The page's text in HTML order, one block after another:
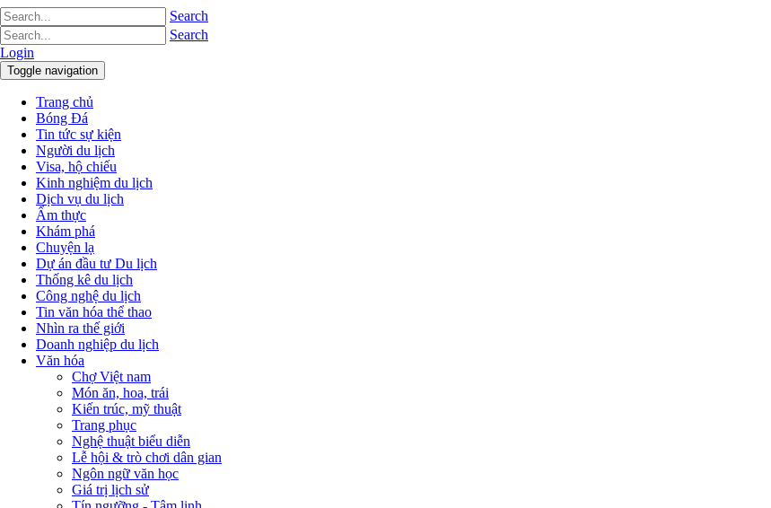
Search
Search
Login
Toggle navigation
Trang chủ
Bóng Đá
Tin tức sự kiện
Người du lịch
Visa, hộ chiếu
Kinh nghiệm du lịch
Dịch vụ du lịch
Ẩm thực
Khám phá
Chuyện lạ
Dự án đầu tư Du lịch
Thống kê du lịch
Công nghệ du lịch
Tin văn hóa thể thao
Nhìn ra thế giới
Doanh nghiệp du lịch
Văn hóa
Chợ Việt nam
Món ăn, hoa, trái
Kiến trúc, mỹ thuật
Trang phục
Nghệ thuật biểu diễn
Lễ hội & trò chơi dân gian
Ngôn ngữ văn học
Giá trị lịch sử